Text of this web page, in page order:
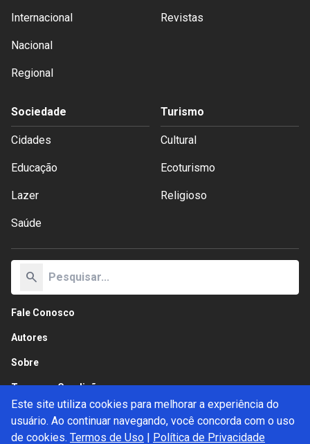
Este site utiliza cookies para melhorar a experiência do
usuário. Ao continuar navegando, você concorda com o uso
de cookies. Termos de Uso | Política de Privacidade
Internacional
Nacional
Regional
Revistas
Sociedade
Cidades
Educação
Lazer
Saúde
Turismo
Cultural
Ecoturismo
Religioso
search
Fale Conosco
Autores
Sobre
Termos e Condições